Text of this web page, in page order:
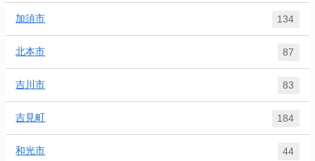
加須市 134
北本市 87
吉川市 83
吉見町 184
和光市 44